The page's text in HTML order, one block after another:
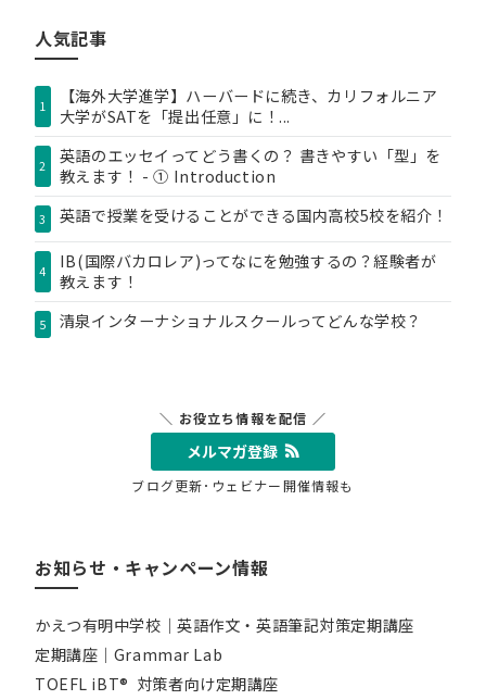
ー
人気記事
1
【海外大学進学】ハーバードに続き、カリフォルニア
大学がSATを「提出任意」に！...
2
英語のエッセイってどう書くの？ 書きやすい「型」を
教えます！ - ① Introduction
3 英語で授業を受けることができる国内高校5校を紹介！
4
IB(国際バカロレア)ってなにを勉強するの？経験者が
教えます！
5 清泉インターナショナルスクールってどんな学校？
＼ お役立ち情報を配信 ／
メルマガ登録
ブログ更新･ウェビナー開催情報も
お知らせ・キャンペーン情報
かえつ有明中学校｜英語作文・英語筆記対策定期講座
定期講座｜Grammar Lab
TOEFL iBT® 対策者向け定期講座